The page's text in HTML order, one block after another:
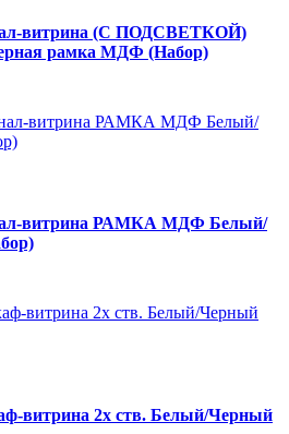
витрина (С ПОДСВЕТКОЙ)
рамка МДФ (Набор)
витрина РАМКА МДФ Белый/
витрина 2х ств. Белый/Черный